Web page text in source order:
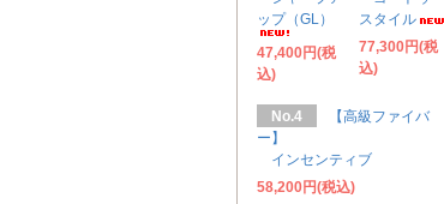
ップ（GL）
47,400円(税
込)
スタイル
77,300円(税
込)
No.4
【高級ファイバ
ー】
インセンティブ
58,200円(税込)